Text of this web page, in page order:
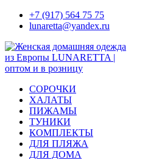
+7 (917) 564 75 75
lunaretta@yandex.ru
СОРОЧКИ
ХАЛАТЫ
ПИЖАМЫ
ТУНИКИ
КОМПЛЕКТЫ
ДЛЯ ПЛЯЖА
ДЛЯ ДОМА